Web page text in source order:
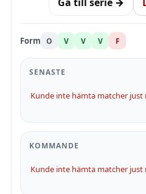
Form O V V V F
SENASTE
Kunde inte hämta matcher just
KOMMANDE
Kunde inte hämta matcher just